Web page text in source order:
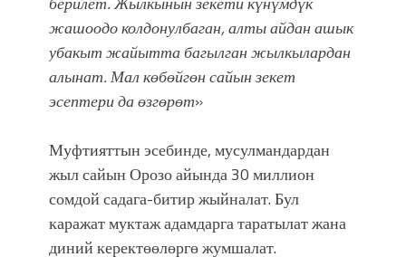
жашоодо колдонулбаган, алты айдан ашык
убакыт жайытта багылган жылкылардан
алынат. Мал көбөйгөн сайын зекет
эсептери да өзгөрөт»
Муфтияттын эсебинде, мусулмандардан
жыл сайын Орозо айында 30 миллион
сомдой садага-битир жыйналат. Бул
каражат муктаж адамдарга таратылат жана
диний керектөөлөргө жумшалат.